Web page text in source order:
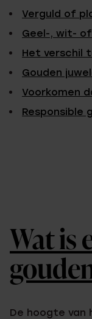
Verguld of
Geel-, wit-
Het verschil
Gouden
Voorkomen
Responsible
Wat is
De hoogte